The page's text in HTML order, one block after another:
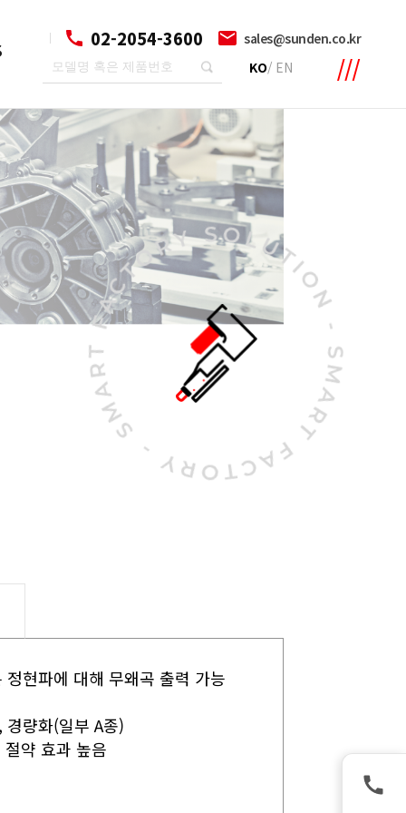
02-2054-3600
sales@sunden.co.kr
KO/ EN
현파에 대해 무왜곡 출력 가능
량화(일부 A종)
약 효과 높음